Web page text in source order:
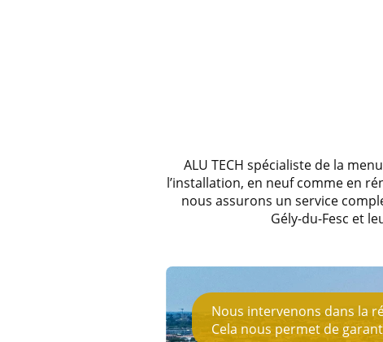
ALU TECH spécialiste de la
l’installation, en neuf comme en
nous assurons un service
Gély-du-Fesc et
Nous intervenons dans la
Cela nous permet de